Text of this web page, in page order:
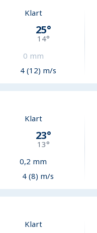
Klart
25°
14°
0 mm
4 (12) m/s
Klart
23°
13°
0,2 mm
4 (8) m/s
Klart